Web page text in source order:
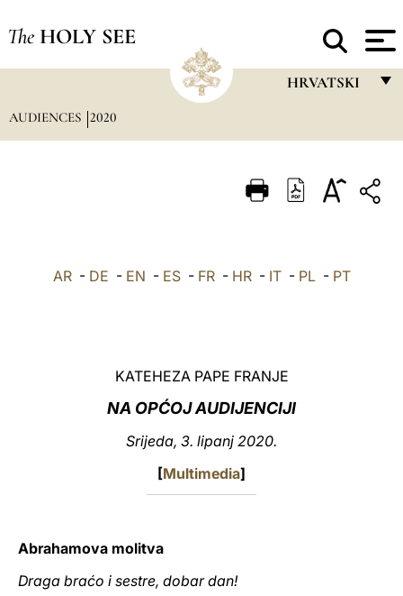
The HOLY SEE
HRVATSKI
ITALIANO
中文
AUDIENCES 2020
AR- DE - EN - ES- FR- HR- IT- PL- PT
KATEHEZA PAPE FRANJE
NA OPĆOJ AUDIJENCIJI
Srijeda, 3. lipanj 2020.
[Multimedia]
Abrahamova molitva
Draga braćo i sestre, dobar dan!